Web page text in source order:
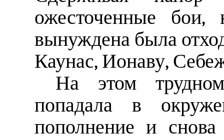
ожесточенные
вынуждена была
Каунас, Ионаву,
На этом
попадала в
пополнение и